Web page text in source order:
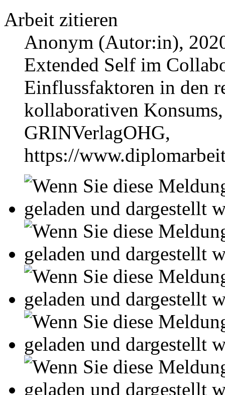
Arbeit zitieren
Anonym (Autor:in),
Extended Self im
Einflussfaktoren in den
kollaborativen
GRINVerlagOHG,
https://